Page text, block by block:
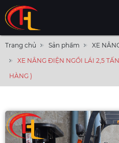
Trang chủ Sản phẩm
XE
XE NÂNG ĐIỆN NGỒI LÁI 2,5
HÀNG )